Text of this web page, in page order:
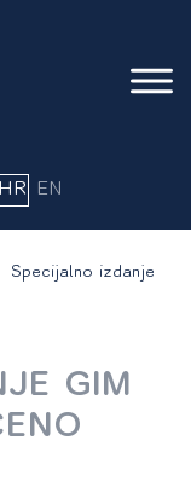
HR EN
Specijalno izdanje
GIM